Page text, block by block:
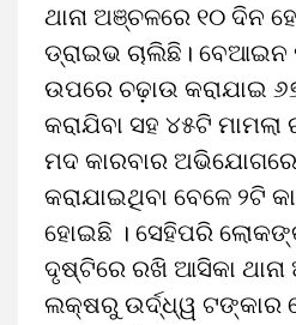
ଥାନା ଅଞ୍ଚଳରେ ୧୦ ଦିନ
ଡ୍ରାଇଭ ଚାଲିଛି। ବେଆଇନ
ଉପରେ ଚଢ଼ାଉ କରାଯାଇ
କରାଯିବା ସହ ୪୫ଟି ମାମଲା
ମଦ କାରବାର
କରାଯାଇଥିବା ବେଳେ ୨ଟି
ହୋଇଛି । ସେହିପରି
ଦୃଷ୍ଟିରେ ରଖି ଆସିକା
ଲକ୍ଷରୁ ଉର୍ଦ୍ଧ୍ୱ ଟଙ୍କାର